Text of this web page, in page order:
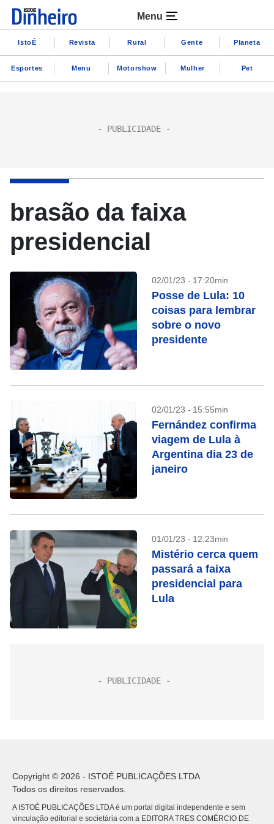
Menu
IstoÉ Revista Rural Gente Planeta
Esportes Menu Motorshow Mulher Pet
brasão da faixa
presidencial
02/01/23 - 17:20min
Posse de Lula: 10
coisas para lembrar
sobre o novo
presidente
02/01/23 - 15:55min
Fernández confirma
viagem de Lula à
Argentina dia 23 de
janeiro
01/01/23 - 12:23min
Mistério cerca quem
passará a faixa
presidencial para
Lula
Copyright © 2026 - ISTOÉ PUBLICAÇÕES LTDA
Todos os direitos reservados.
A ISTOÉ PUBLICAÇÕES LTDA é um portal digital independente e sem
vinculação editorial e societária com a EDITORA TRES COMÉRCIO DE